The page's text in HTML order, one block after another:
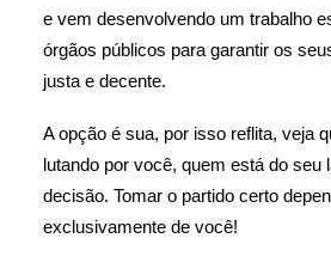
e vem desenvolvendo um trabalho
órgãos públicos para garantir os
justa e decente.
A opção é sua, por isso reflita, veja
lutando por você, quem está do seu
decisão. Tomar o partido certo
exclusivamente de você!